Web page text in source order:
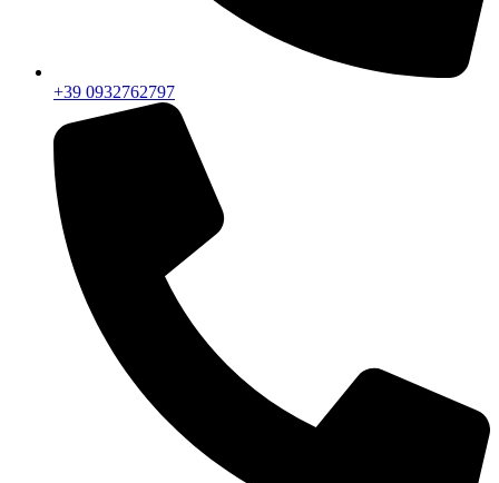
+39 0932762797